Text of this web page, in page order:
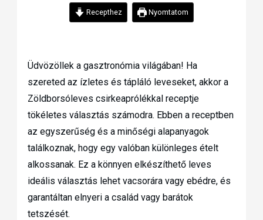
Recepthez Nyomtatom
Üdvözöllek a gasztronómia világában! Ha
szereted az ízletes és tápláló leveseket, akkor a
Zöldborsóleves csirkeaprólékkal receptje
tökéletes választás számodra. Ebben a receptben
az egyszerűség és a minőségi alapanyagok
találkoznak, hogy egy valóban különleges ételt
alkossanak. Ez a könnyen elkészíthető leves
ideális választás lehet vacsorára vagy ebédre, és
garantáltan elnyeri a család vagy barátok
tetszését.